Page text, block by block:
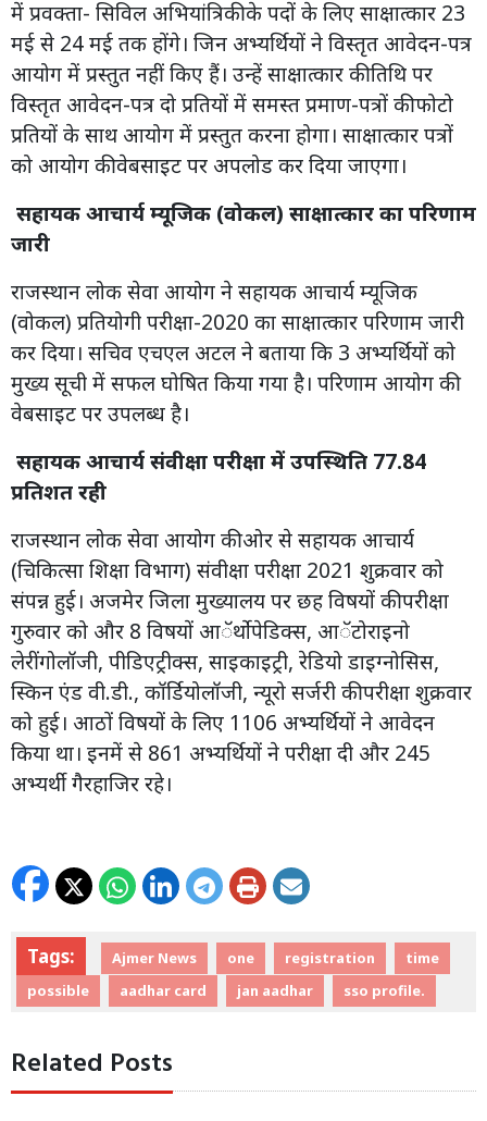
में प्रवक्ता- सिविल अभियांत्रिकी के पदों के लिए साक्षात्कार 23
मई से 24 मई तक होंगे। जिन अभ्यर्थियों ने विस्तृत आवेदन-पत्र
आयोग में प्रस्तुत नहीं किए हैं। उन्हें साक्षात्कार की तिथि पर
विस्तृत आवेदन-पत्र दो प्रतियों में समस्त प्रमाण-पत्रों की फोटो
प्रतियों के साथ आयोग में प्रस्तुत करना होगा। साक्षात्कार पत्रों
को आयोग की वेबसाइट पर अपलोड कर दिया जाएगा।
सहायक आचार्य म्यूजिक (वोकल) साक्षात्कार का परिणाम
जारी
राजस्थान लोक सेवा आयोग ने सहायक आचार्य म्यूजिक
(वोकल) प्रतियोगी परीक्षा-2020 का साक्षात्कार परिणाम जारी
कर दिया। सचिव एचएल अटल ने बताया कि 3 अभ्यर्थियों को
मुख्य सूची में सफल घोषित किया गया है। परिणाम आयोग की
वेबसाइट पर उपलब्ध है।
सहायक आचार्य संवीक्षा परीक्षा में उपस्थिति 77.84
प्रतिशत रही
राजस्थान लोक सेवा आयोग की ओर से सहायक आचार्य
(चिकित्सा शिक्षा विभाग) संवीक्षा परीक्षा 2021 शुक्रवार को
संपन्न हुई। अजमेर जिला मुख्यालय पर छह विषयों की परीक्षा
गुरुवार को और 8 विषयों आॅर्थोपेडिक्स, आॅटोराइनो
लेरींगोलॉजी, पीडिएट्रीक्स, साइकाइट्री, रेडियो डाइग्नोसिस,
स्किन एंड वी.डी., कॉर्डियोलॉजी, न्यूरो सर्जरी की परीक्षा शुक्रवार
को हुई। आठों विषयों के लिए 1106 अभ्यर्थियों ने आवेदन
किया था। इनमें से 861 अभ्यर्थियों ने परीक्षा दी और 245
अभ्यर्थी गैरहाजिर रहे।
Tags: Ajmer News one registration
time
possible
aadhar card jan aadhar sso profile.
Related Posts